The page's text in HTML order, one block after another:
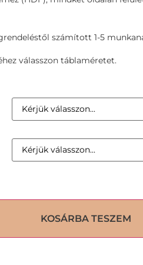
számított 1-5
válasszon táblaméretet.
KOSÁRBA TESZEM